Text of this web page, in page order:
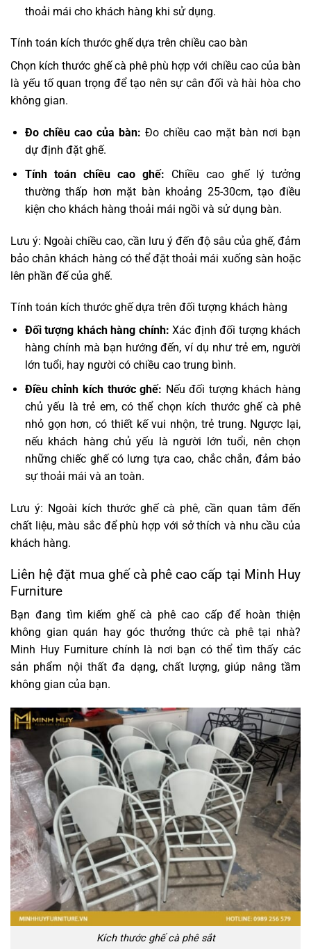
thoải mái cho khách hàng khi sử dụng.
Tính toán kích thước ghế dựa trên chiều cao bàn
Chọn kích thước ghế cà phê phù hợp với chiều cao của bàn
là yếu tố quan trọng để tạo nên sự cân đối và hài hòa cho
không gian.
Đo chiều cao của bàn: Đo chiều cao mặt bàn nơi bạn
dự định đặt ghế.
Tính toán chiều cao ghế: Chiều cao ghế lý tưởng
thường thấp hơn mặt bàn khoảng 25-30cm, tạo điều
kiện cho khách hàng thoải mái ngồi và sử dụng bàn.
Lưu ý: Ngoài chiều cao, cần lưu ý đến độ sâu của ghế, đảm
bảo chân khách hàng có thể đặt thoải mái xuống sàn hoặc
lên phần đế của ghế.
Tính toán kích thước ghế dựa trên đối tượng khách hàng
Đối tượng khách hàng chính: Xác định đối tượng khách
hàng chính mà bạn hướng đến, ví dụ như trẻ em, người
lớn tuổi, hay người có chiều cao trung bình.
Điều chỉnh kích thước ghế: Nếu đối tượng khách hàng
chủ yếu là trẻ em, có thể chọn kích thước ghế cà phê
nhỏ gọn hơn, có thiết kế vui nhộn, trẻ trung. Ngược lại,
nếu khách hàng chủ yếu là người lớn tuổi, nên chọn
những chiếc ghế có lưng tựa cao, chắc chắn, đảm bảo
sự thoải mái và an toàn.
Lưu ý: Ngoài kích thước ghế cà phê, cần quan tâm đến
chất liệu, màu sắc để phù hợp với sở thích và nhu cầu của
khách hàng.
Liên hệ đặt mua ghế cà phê cao cấp tại Minh Huy
Furniture
Bạn đang tìm kiếm ghế cà phê cao cấp để hoàn thiện
không gian quán hay góc thưởng thức cà phê tại nhà?
Minh Huy Furniture chính là nơi bạn có thể tìm thấy các
sản phẩm nội thất đa dạng, chất lượng, giúp nâng tầm
không gian của bạn.
Kích thước ghế cà phê sắt